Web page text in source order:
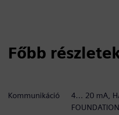
Főbb
Kommunikáció
4... 20 mA,